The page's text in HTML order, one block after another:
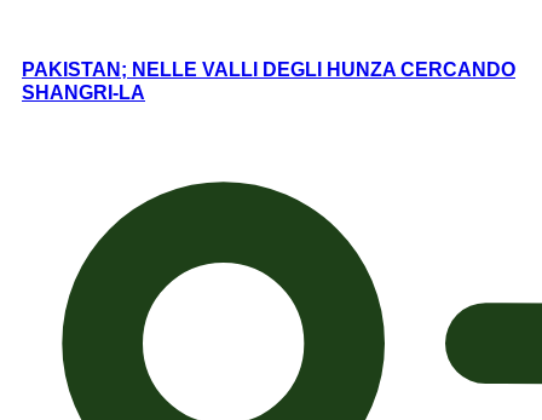
PAKISTAN; NELLE VALLI DEGLI HUNZA CERCANDO
SHANGRI-LA